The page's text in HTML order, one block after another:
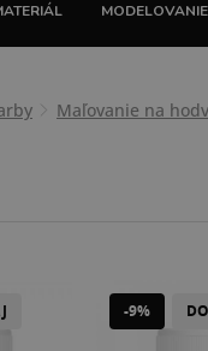
Maľovanie na
-9%